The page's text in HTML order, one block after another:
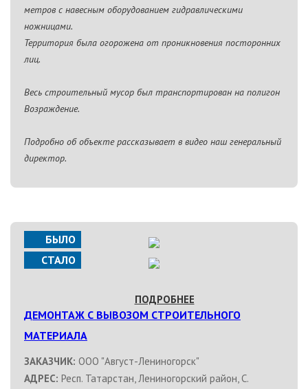
метров с навесным оборудованием гидравлическими
ножницами.
Территория была огорожена от проникновения посторонних
лиц.
Весь строительный мусор был транспортирован на полигон
Возраждение.
Подробно об объекте рассказывает в видео наш генеральный
директор.
БЫЛО
СТАЛО
ПОДРОБНЕЕ
ДЕМОНТАЖ С ВЫВОЗОМ СТРОИТЕЛЬНОГО
МАТЕРИАЛА
ЗАКАЗЧИК: ООО "Август-Лениногорск"
АДРЕС: Респ. Татарстан, Лениногорский район, С.